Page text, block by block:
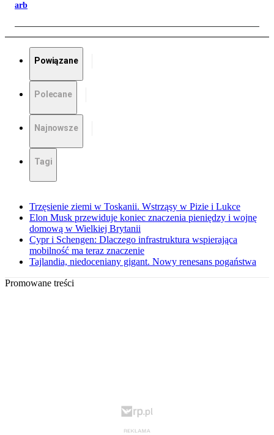
arb
Powiązane
Polecane
Najnowsze
Tagi
Trzęsienie ziemi w Toskanii. Wstrząsy w Pizie i Lukce
Elon Musk przewiduje koniec znaczenia pieniędzy i wojnę
domową w Wielkiej Brytanii
Cypr i Schengen: Dlaczego infrastruktura wspierająca
mobilność ma teraz znaczenie
Tajlandia, niedoceniany gigant. Nowy renesans pogaństwa
Promowane treści